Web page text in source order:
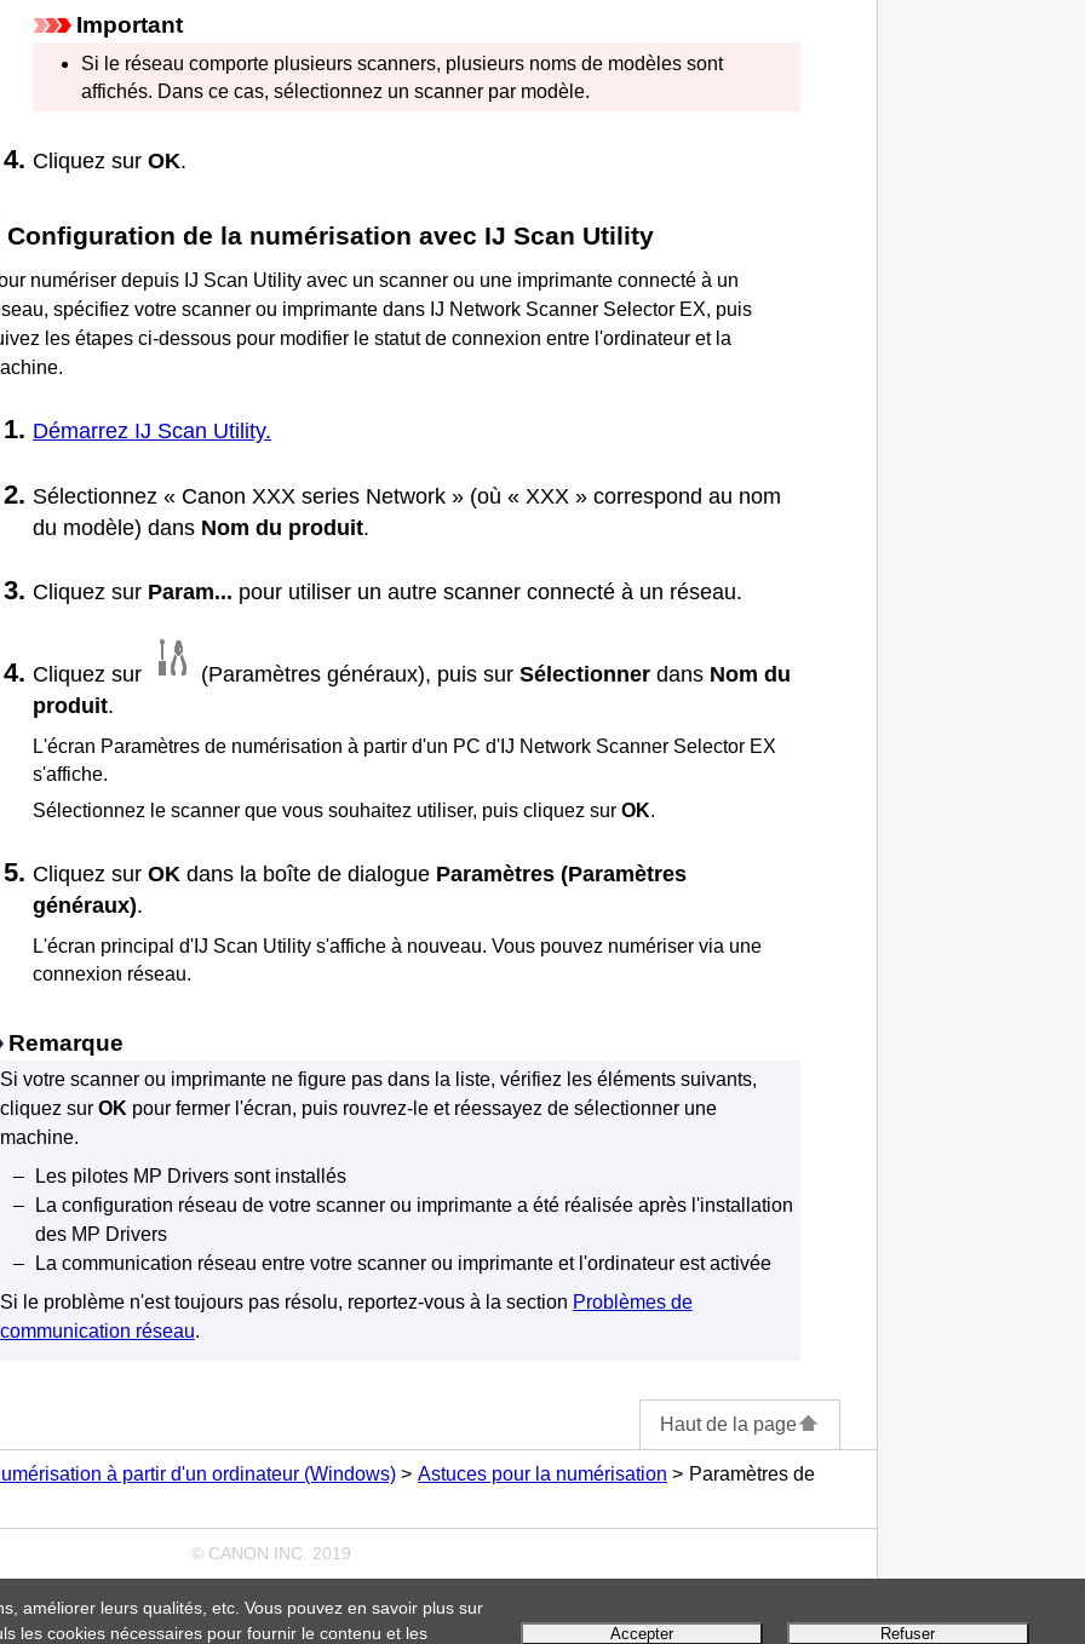
améliorer leurs qualités, etc. Vous pouvez en savoir plus sur
les cookies nécessaires pour fournir le contenu et les Accepter Refuser
Important
Si le réseau comporte plusieursscanners, plusieurs noms de modèles sont
affichés. Dans ce cas, sélectionnez unscanner par modèle.
Cliquez sur OK.
Configuration de la numérisation avec IJ Scan Utility
numériser depuis IJ Scan Utility avec un scanner ou une imprimante connecté à un
spécifiez votre scanner ou imprimante dans IJ Network Scanner Selector EX, puis
les étapes ci-dessous pour modifier le statut de connexion entre l'ordinateur et la
Démarrez IJ Scan Utility.
Sélectionnez « Canon XXX series Network » (où « XXX » correspond au nom
du modèle) dans Nom du produit.
Cliquez sur Param... pour utiliser un autre scanner connecté à un réseau.
Cliquez sur (Paramètres généraux), puis sur Sélectionner dans Nom du
produit.
L'écran Paramètres de numérisation à partir d'un PC d' IJ Network Scanner Selector EX
s'affiche.
Sélectionnez le scanner que vous souhaitez utiliser, puis cliquez sur OK.
Cliquez sur OK dans la boîte de dialogue Paramètres (Paramètres
généraux).
L'écran principal d' IJ Scan Utility s'affiche à nouveau. Vous pouvez numériser via une
connexion réseau.
Remarque
Si votre scannerou imprimantene figure pas dans la liste, vérifiez les éléments suivants,
cliquez sur OK pour fermer l'écran, puis rouvrez-le et réessayez de sélectionner une
machine.
Les pilotes MP Driverssont installés
La configuration réseau de votre scannerou imprimantea été réalisée après l'installation
des MP Drivers
La communication réseau entre votre scannerou imprimanteet l'ordinateur est activée
Si le problème n'est toujours pas résolu, reportez-vous à la section Problèmes de
communication réseau.
Haut de la page
à partir d'un ordinateur (Windows) Astuces pour la numérisation
Paramètres de
© CANON INC. 2019